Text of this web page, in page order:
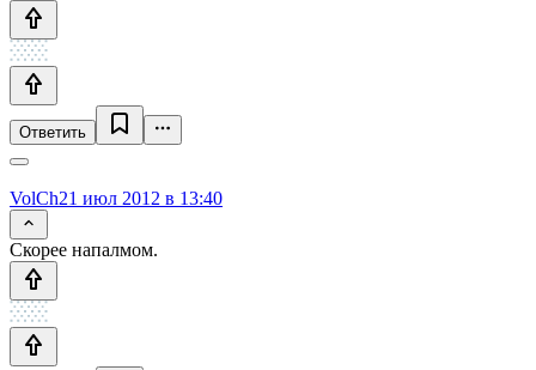
Ответить
VolCh21 июл 2012 в 13:40
Скорее напалмом.